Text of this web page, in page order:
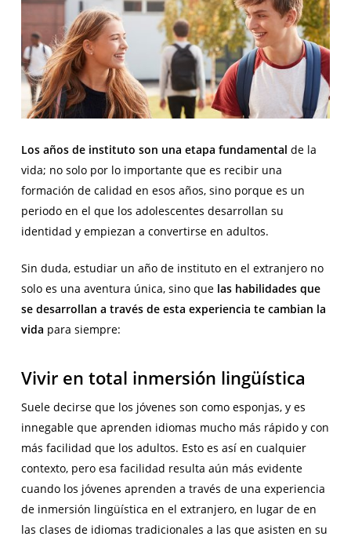
Los años de instituto son una etapa fundamental de la
vida; no solo por lo importante que es recibir una
formación de calidad en esos años, sino porque es un
periodo en el que los adolescentes desarrollan su
identidad y empiezan a convertirse en adultos.
Sin duda, estudiar un año de instituto en el extranjero no
solo es una aventura única, sino quelas habilidades que
se desarrollan a través de esta experiencia te cambian la
vida para siempre:
Vivir en total inmersión lingüística
Suele decirse que los jóvenes son como esponjas, y es
innegable que aprenden idiomas mucho más rápido y con
más facilidad que los adultos. Esto es así en cualquier
contexto, pero esa facilidad resulta aún más evidente
cuando los jóvenes aprenden a través de una experiencia
de inmersión lingüística en el extranjero, en lugar de en
las clases de idiomas tradicionales a las que asisten en su